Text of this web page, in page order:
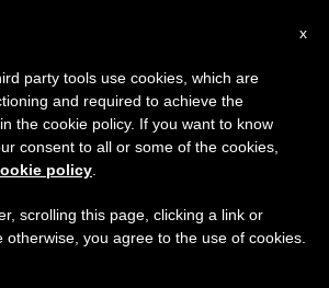
×
al 7 de agosto haremos la pausa
que en el periodo de verano
informaciones y también el
x
party tools use cookies, which are
and required to achieve the
the cookie policy. If you want to know
consent to all or some of the cookies,
policy
scrolling this page, clicking a link or
otherwise, you agree to the use of cookies.